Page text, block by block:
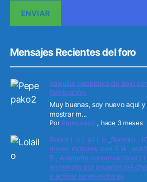
Mensajes Recientes del foro
Válvulas pepepako de bajo
fabricación.
Muy buenas, soy nuevo aqui
mostrar m...
Por Pepepako2 , hace 3 meses
Robot L o L a i L o _Remoto :
mover motores. con 3 IA ,
B , Asistente conversacional (
en remoto por usuarios del
y activar luces-motores